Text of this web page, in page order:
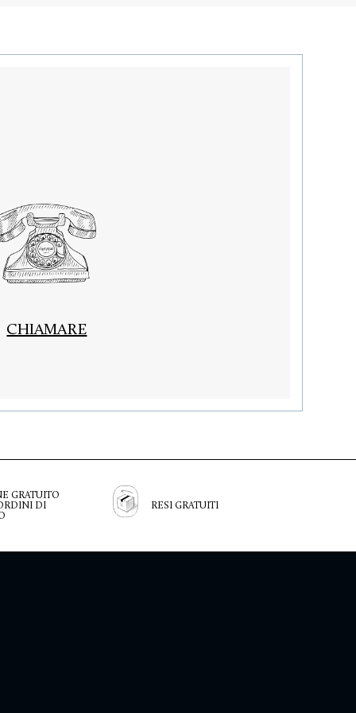
CHIAMARE
GRATUITO
DI
RESI GRATUITI